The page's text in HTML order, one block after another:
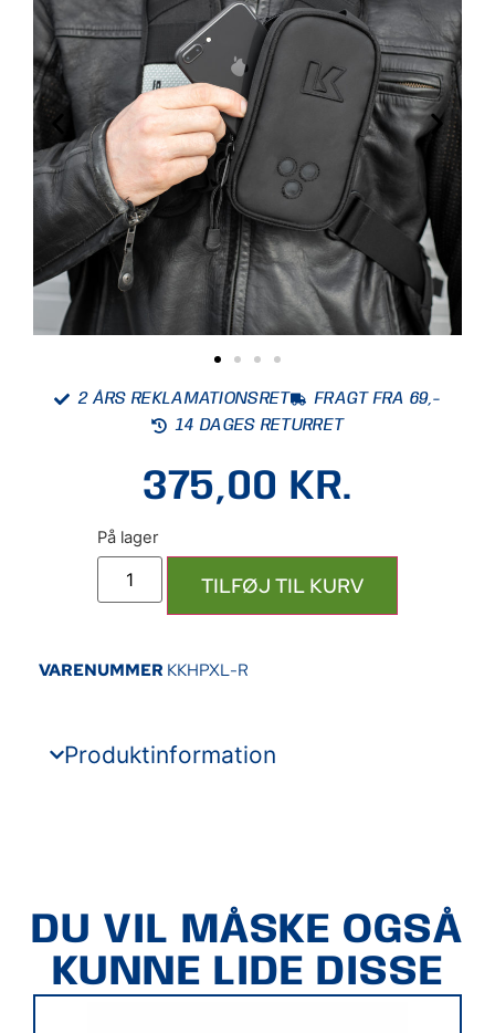
2 ÅRS REKLAMATIONSRET
FRAGT FRA 69,-
14 DAGES RETURRET
375,00 KR.
TILFØJ TIL KURV
VARENUMMER KKHPXL-R
Produktinformation
DU VIL MÅSKE OGSÅ
KUNNE LIDE DISSE